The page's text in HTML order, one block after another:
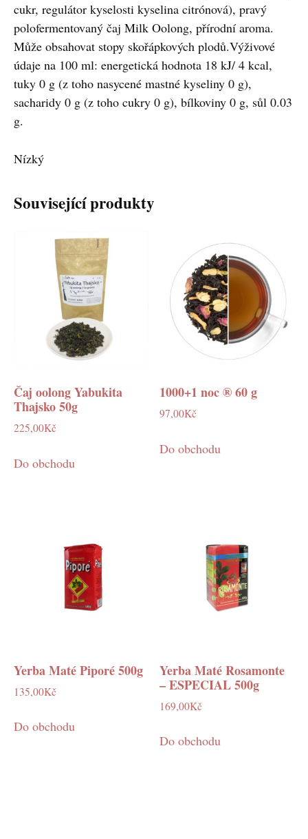
cukr, regulátor kyselosti kyselina citrónová), pravý
polofermentovaný čaj Milk Oolong, přírodní aroma.
Může obsahovat stopy skořápkových plodů.Výživové
údaje na 100 ml: energetická hodnota 18 kJ/ 4 kcal,
tuky 0 g (z toho nasycené mastné kyseliny 0 g),
sacharidy 0 g (z toho cukry 0 g), bílkoviny 0 g, sůl 0.03
g.
Nízký
Související produkty
Čaj oolong Yabukita
Thajsko 50g
225,00Kč
Do obchodu
1000+1 noc ® 60 g
97,00Kč
Do obchodu
Yerba Maté Piporé 500g
135,00Kč
Do obchodu
Yerba Maté Rosamonte
– ESPECIAL 500g
169,00Kč
Do obchodu